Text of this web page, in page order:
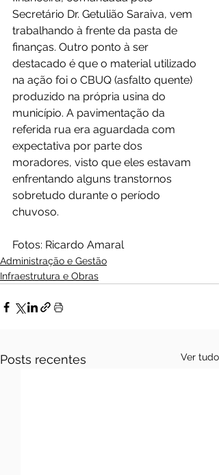
Secretário Dr. Getulião Saraiva, vem
trabalhando à frente da pasta de
finanças. Outro ponto à ser
destacado é que o material utilizado
na ação foi o CBUQ (asfalto quente)
produzido na própria usina do
município. A pavimentação da
referida rua era aguardada com
expectativa por parte dos
moradores, visto que eles estavam
enfrentando alguns transtornos
sobretudo durante o período
chuvoso.
Fotos: Ricardo Amaral
Administração e Gestão
Infraestrutura e Obras
Posts recentes Ver tudo